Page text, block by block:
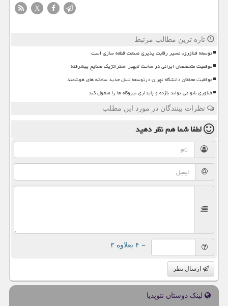
X
تازه ترین مطالب مرتبط
توسعه فناوری، مسیر رقابت پذیری صنعت قطعه سازی است
موفقیت متخصصان ایرانی در ساخت تجهیز استراتژیک صنایع پیشرفته
موفقیت محققان دانشگاه تهران درتوسعه نسل جدید سامانه های هوشمند
فناوری نانو می تواند بازده و پایداری نیروگاه ها را متحول کند
نظرات بینندگان در مورد این مطلب
لطفا شما همنظر دهید
= ۴ بعلاوه ۳
ارسال نظر
لینک دوستان نئوپدیا